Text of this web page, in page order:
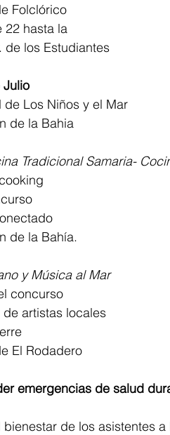
Folclórico
22 hasta la
de los Estudiantes
Julio
de Los Niños y el Mar
de la Bahia
Tradicional Samaria-
de la Bahía.
y Música al Mar
concurso
artistas locales
El Rodadero
emergencias de salud
bienestar de los asistentes